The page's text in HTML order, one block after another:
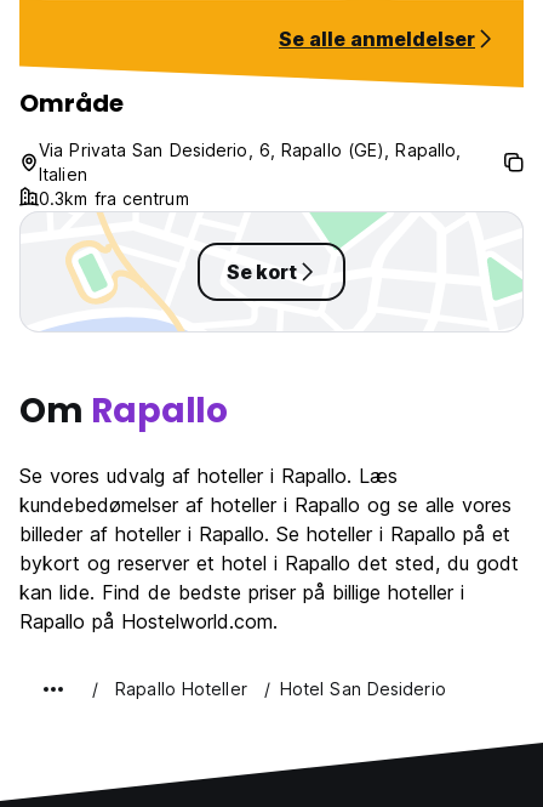
Se alle anmeldelser
Område
Via Privata San Desiderio, 6, Rapallo (GE), Rapallo,
Italien
0.3km fra centrum
Se kort
Om Rapallo
Se vores udvalg af hoteller i Rapallo. Læs
kundebedømelser af hoteller i Rapallo og se alle vores
billeder af hoteller i Rapallo. Se hoteller i Rapallo på et
bykort og reserver et hotel i Rapallo det sted, du godt
kan lide. Find de bedste priser på billige hoteller i
Rapallo på Hostelworld.com.
Rapallo Hoteller Hotel San Desiderio